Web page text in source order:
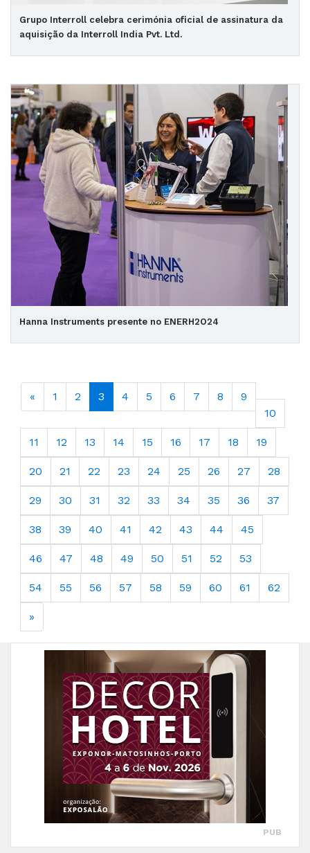
Grupo Interroll celebra cerimónia oficial de assinatura da
aquisição da Interroll India Pvt. Ltd.
Hanna Instruments presente no ENERH2O24
« 1 2 3 4 5 6 7 8
9
10
11 12 13 14 15 16 17 18 19
20 21 22 23 24 25 26 27 28
29 30 31 32 33 34 35 36 37
38 39 40 41 42 43 44 45
46 47 48 49 50 51 52 53
54 55 56 57 58 59 60 61 62
»
PUB